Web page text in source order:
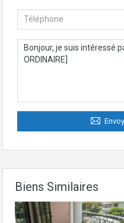
Biens Similaires